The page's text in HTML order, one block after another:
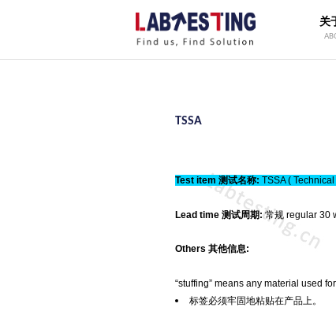
关
TSSA
Test item 测试名称: TSSA (
Lead time 测试周期:常规 regular 30
Others 其他信息:
“stuffing” means any material used
标签必须牢固地粘贴在产品上。